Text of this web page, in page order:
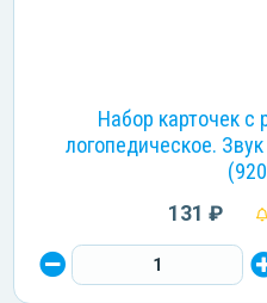
Набор карточек
логопедическое.
131 ₽